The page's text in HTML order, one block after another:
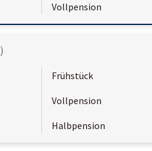
Vollpension
)
Frühstück
Vollpension
Halbpension